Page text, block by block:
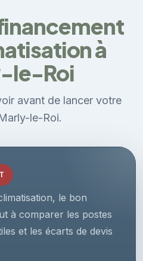
à
le-Roi
avant de lancer votre
le-Roi.
le bon
à comparer les postes
et les écarts de devis